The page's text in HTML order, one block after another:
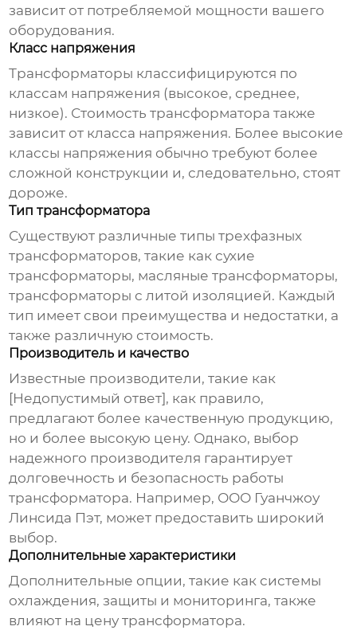
зависит от потребляемой мощности вашего
оборудования.
Класс напряжения
Трансформаторы классифицируются по
классам напряжения (высокое, среднее,
низкое). Стоимость трансформатора также
зависит от класса напряжения. Более высокие
классы напряжения обычно требуют более
сложной конструкции и, следовательно, стоят
дороже.
Тип трансформатора
Существуют различные типытрехфазных
трансформаторов, такие как сухие
трансформаторы, масляные трансформаторы,
трансформаторы с литой изоляцией. Каждый
тип имеет свои преимущества и недостатки, а
также различную стоимость.
Производитель и качество
Известные производители, такие как
[Недопустимый ответ], как правило,
предлагают более качественную продукцию,
но и более высокую цену. Однако, выбор
надежного производителя гарантирует
долговечность и безопасность работы
трансформатора. Например, ООО Гуанчжоу
Линсида Пэт, может предоставить широкий
выбор.
Дополнительные характеристики
Дополнительные опции, такие как системы
охлаждения, защиты и мониторинга, также
влияют на цену трансформатора.